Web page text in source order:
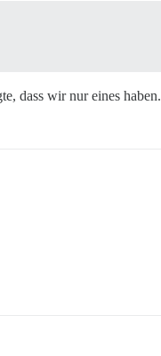
dass wir nur eines haben.